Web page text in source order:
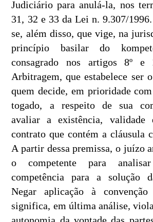
Judiciário para anulá-la, nos
31, 32 e 33 da Lei n. 9.307/
se, além disso, que vige, na
princípio basilar do
consagrado nos artigos 8º
Arbitragem, que estabelece ser
quem decide, em prioridade
togado, a respeito de sua
avaliar a existência, validade
contrato que contém a cláusula
A partir dessa premissa, o juízo
o competente para
competência para a solução
Negar aplicação à
significa, em última análise,
autonomia da vontade das